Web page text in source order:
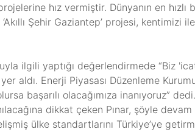
hız vermiştir. Dünyanın en
Şehir Gaziantep’ projesi,
ilgili yaptığı değerlendirmede “Biz
aldı. Enerji Piyasası Düzenleme
başarılı olacağımıza inanıyoruz”
dikkat çeken Pınar, şöyle
ülke standartlarını Türkiye’ye